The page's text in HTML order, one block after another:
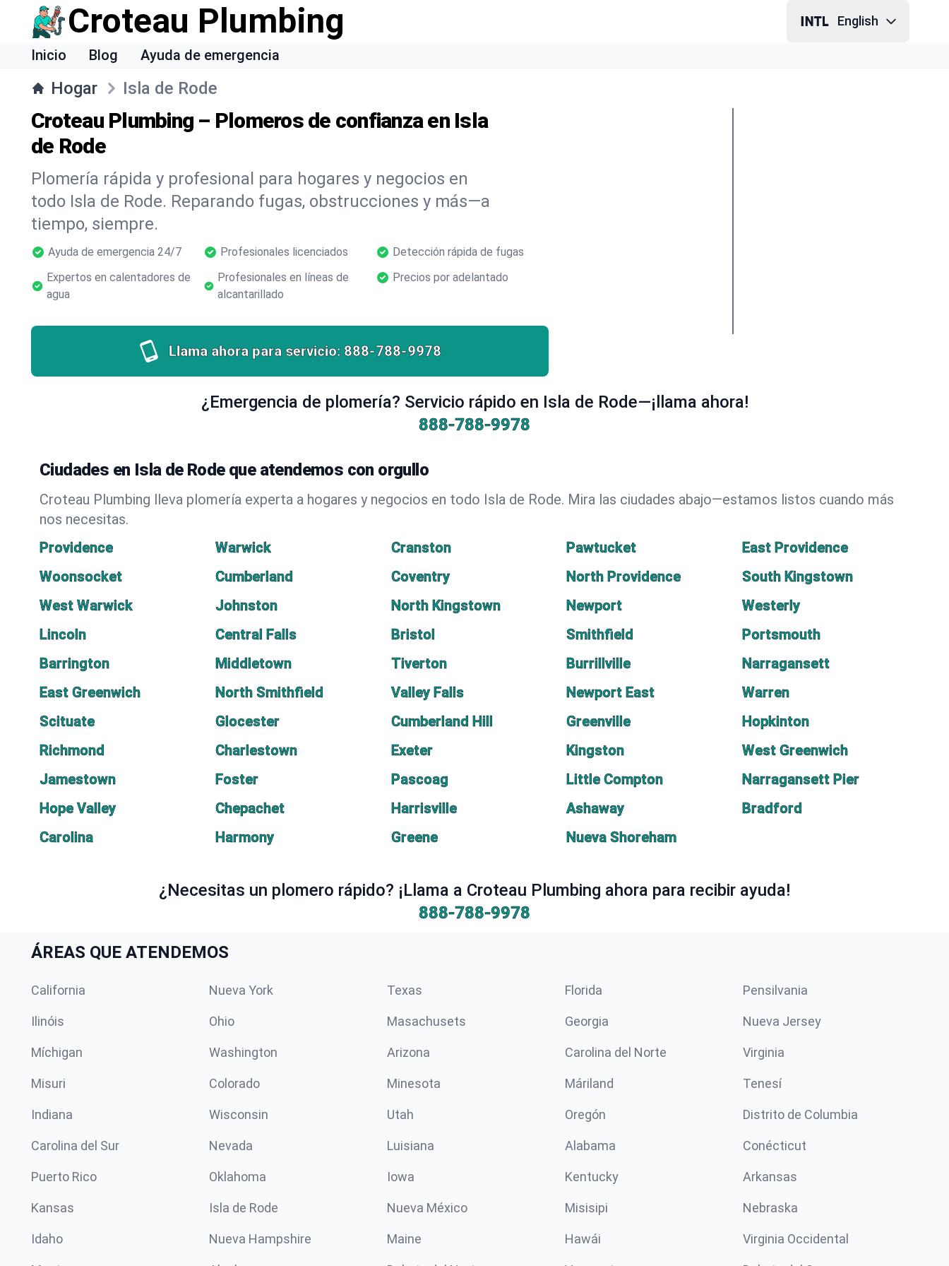
Croteau Plumbing English
Inicio Blog Ayuda de emergencia
Hogar Isla de Rode
Croteau Plumbing – Plomeros de confianza en Isla
de Rode
Plomería rápida y profesional para hogares y negocios en
todo Isla de Rode. Reparando fugas, obstrucciones y más—a
tiempo, siempre.
Ayuda de emergencia 24/7 Profesionales licenciados
Detección rápida de fugas
Expertos en calentadores de
agua
Profesionales en líneas de
alcantarillado
Precios por adelantado
Llama ahora para servicio: 888-788-9978
¿Emergencia de plomería? Servicio rápido en Isla de Rode—¡llama ahora!
888-788-9978
Ciudades en Isla de Rode que atendemos con orgullo
Croteau Plumbing lleva plomería experta a hogares y negocios en todo Isla de Rode. Mira las ciudades abajo—estamos listos cuando más
nos necesitas.
Providence
Warwick Cranston Pawtucket
East Providence
Woonsocket
Cumberland Coventry North Providence
South Kingstown
West Warwick
Johnston North Kingstown Newport
Westerly
Lincoln
Central Falls Bristol Smithfield
Portsmouth
Barrington
Middletown Tiverton Burrillville
Narragansett
East Greenwich
North Smithfield Valley Falls Newport East
Warren
Scituate
Glocester Cumberland Hill Greenville
Hopkinton
Richmond
Charlestown Exeter Kingston
West Greenwich
Jamestown
Foster Pascoag Little Compton
Narragansett Pier
Hope Valley
Chepachet Harrisville Ashaway
Bradford
Carolina
Harmony Greene Nueva Shoreham
¿Necesitas un plomero rápido? ¡Llama a Croteau Plumbing ahora para recibir ayuda!
888-788-9978
ÁREAS QUE ATENDEMOS
California Nueva York Texas Florida Pensilvania
Ilinóis Ohio Masachusets Georgia Nueva Jersey
Míchigan Washington Arizona Carolina del Norte Virginia
Misuri Colorado Minesota Máriland Tenesí
Indiana Wisconsin Utah Oregón Distrito de Columbia
Carolina del Sur Nevada Luisiana Alabama Conécticut
Puerto Rico Oklahoma Iowa Kentucky Arkansas
Kansas Isla de Rode Nueva México Misisipi Nebraska
Idaho Nueva Hampshire Maine Hawái Virginia Occidental